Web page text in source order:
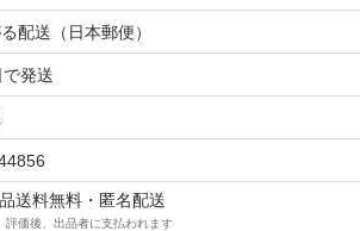
に直接入れて発送します。
利用できますが、栄養価が高く、保存性
が重要です。非常食用のナッツは、保存
油で保存料不使用のものが理想的です。
配送（日本郵便）
発送
送料無料・匿名配送
評価後、出品者に支払われます